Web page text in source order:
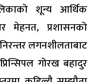
शून्य आर्थिक
मेहनत, प्रशासनको
लगनशीलताबाट
गोरख बहादुर